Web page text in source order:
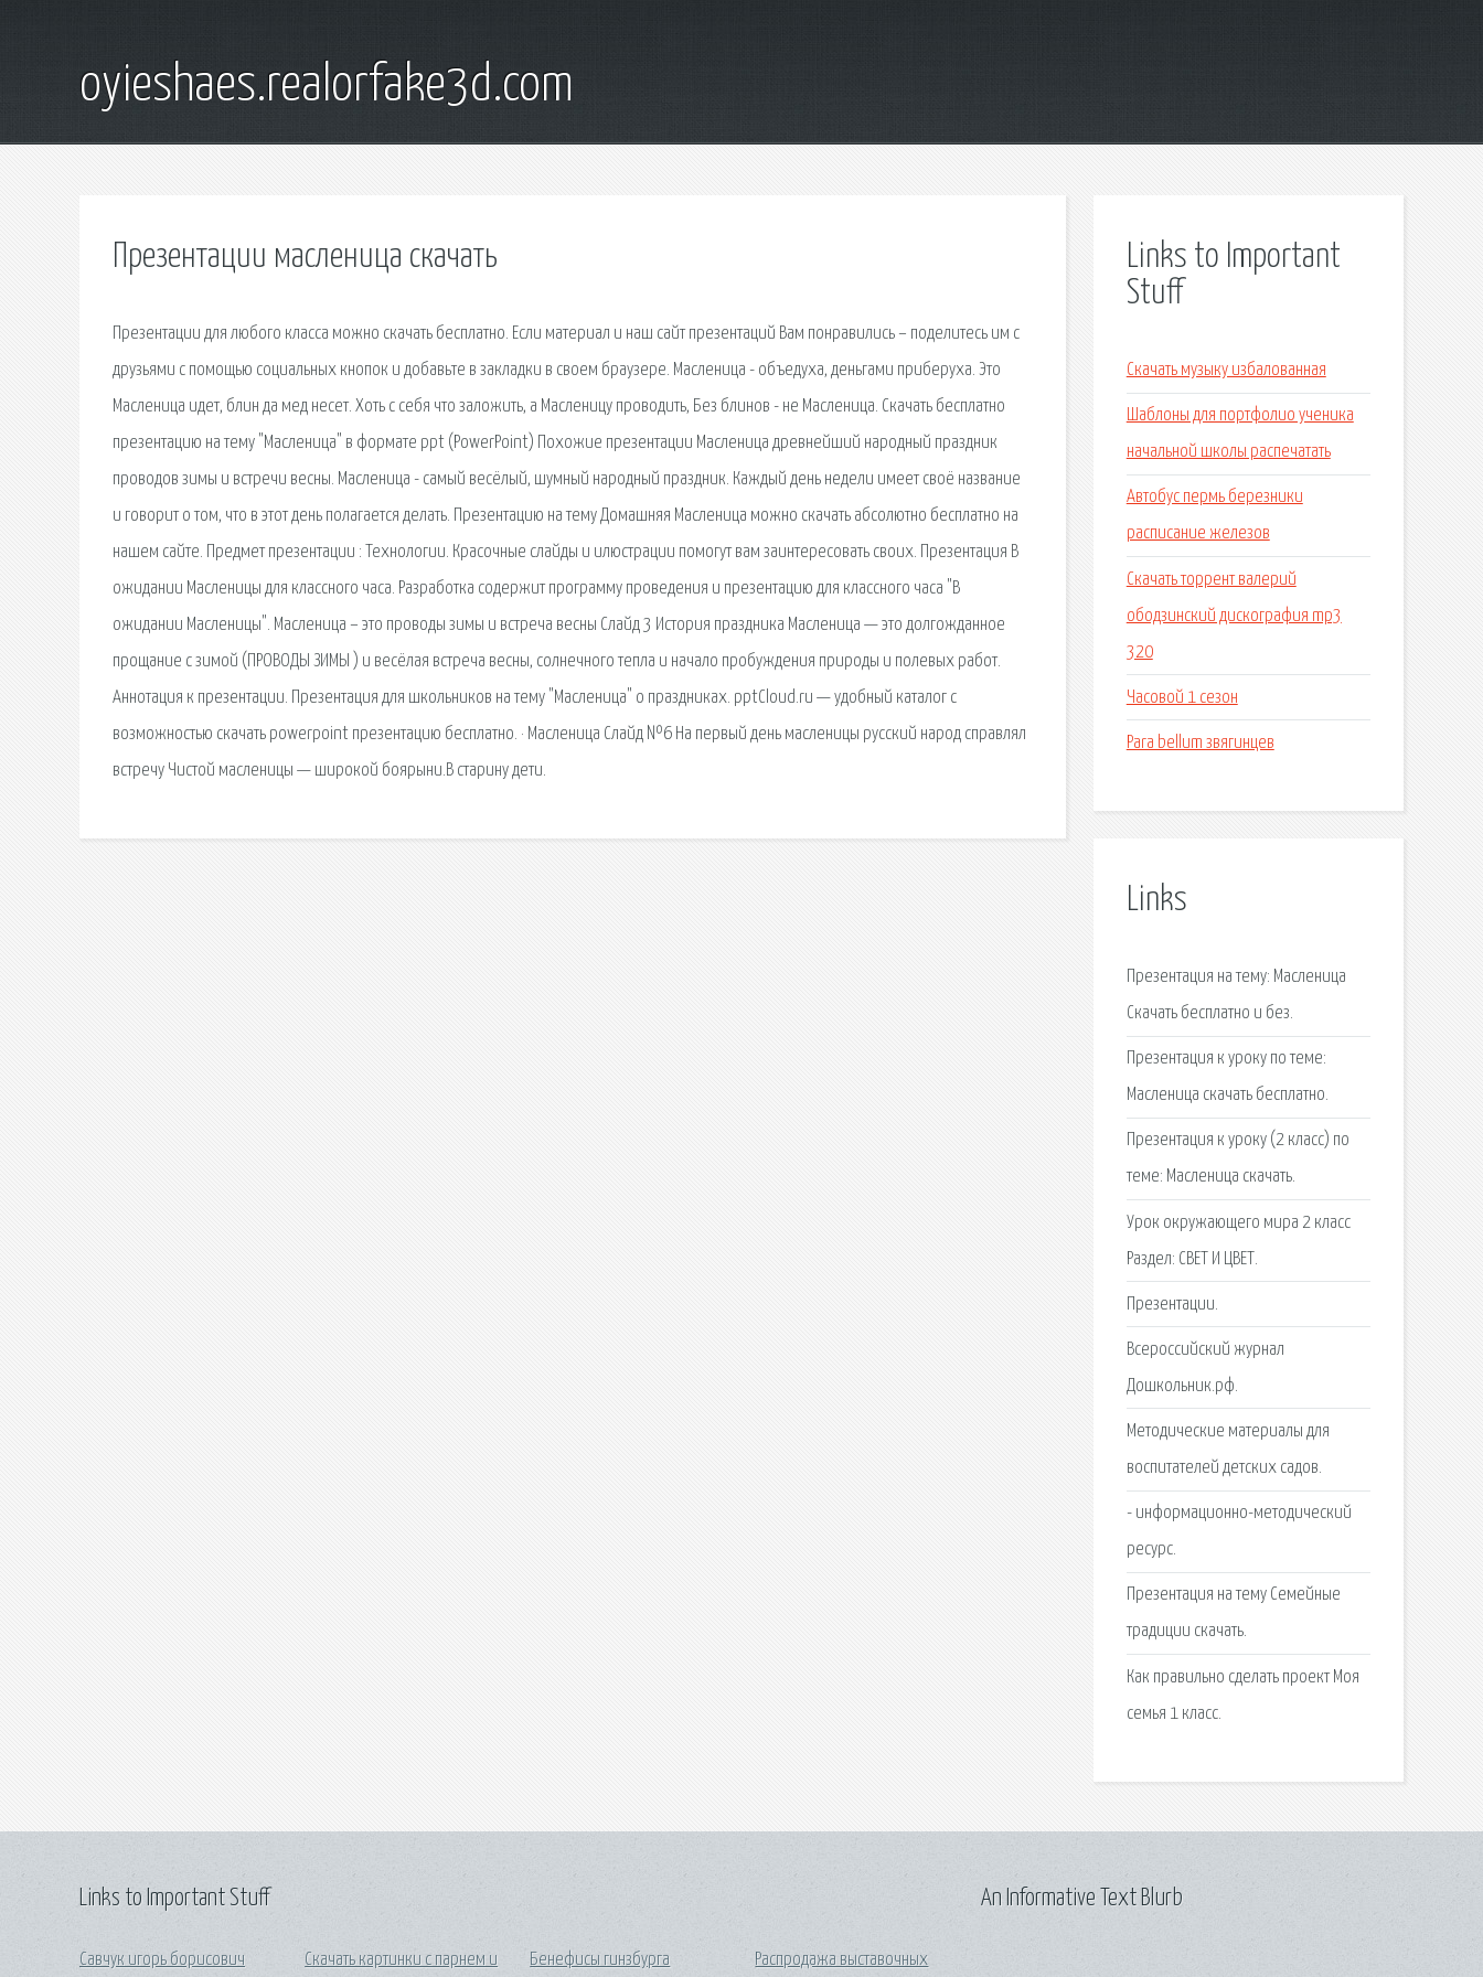
oyieshaes.realorfake3d.com
Презентации масленица скачать
Презентации для любого класса можно скачать бесплатно. Если материал и наш сайт презентаций Вам понравились – поделитесь им с
друзьями с помощью социальных кнопок и добавьте в закладки в своем браузере. Масленица - объедуха, деньгами приберуха. Это
Масленица идет, блин да мед несет. Хоть с себя что заложить, а Масленицу проводить, Без блинов - не Масленица. Скачать бесплатно
презентацию на тему "Масленица" в формате ppt (PowerPoint) Похожие презентации Масленица древнейший народный праздник
проводов зимы и встречи весны. Масленица - самый весёлый, шумный народный праздник. Каждый день недели имеет своё название
и говорит о том, что в этот день полагается делать. Презентацию на тему Домашняя Масленица можно скачать абсолютно бесплатно на
нашем сайте. Предмет презентации : Технологии. Красочные слайды и илюстрации помогут вам заинтересовать своих. Презентация В
ожидании Масленицы для классного часа. Разработка содержит программу проведения и презентацию для классного часа "В
ожидании Масленицы". Масленица – это проводы зимы и встреча весны Cлайд 3 История праздника Масленица — это долгожданное
прощание с зимой (ПРОВОДЫ ЗИМЫ ) и весёлая встреча весны, солнечного тепла и начало пробуждения природы и полевых работ.
Аннотация к презентации. Презентация для школьников на тему "Масленица" о праздниках. pptCloud.ru — удобный каталог с
возможностью скачать powerpoint презентацию бесплатно. · Масленица Слайд №6 На первый день масленицы русский народ справлял
встречу Чистой масленицы — широкой боярыни.В старину дети.
Links to Important
Stuff
Скачать музыку избалованная
Шаблоны для портфолио ученика
начальной школы распечатать
Автобус пермь березники
расписание железов
Скачать торрент валерий
ободзинский дискография mp3
320
Часовой 1 сезон
Para bellum звягинцев
Links
Презентация на тему: Масленица
Скачать бесплатно и без.
Презентация к уроку по теме:
Масленица скачать бесплатно.
Презентация к уроку (2 класс) по
теме: Масленица скачать.
Урок окружающего мира 2 класс
Раздел: СВЕТ И ЦВЕТ.
Презентации.
Всероссийский журнал
Дошкольник.рф.
Методические материалы для
воспитателей детских садов.
- информационно-методический
ресурс.
Презентация на тему Семейные
традиции скачать.
Как правильно сделать проект Моя
семья 1 класс.
Links to Important Stuff
Савчук игорь борисович Скачать картинки с парнем и Бенефисы гинзбурга Распродажа выставочных
An Informative Text Blurb